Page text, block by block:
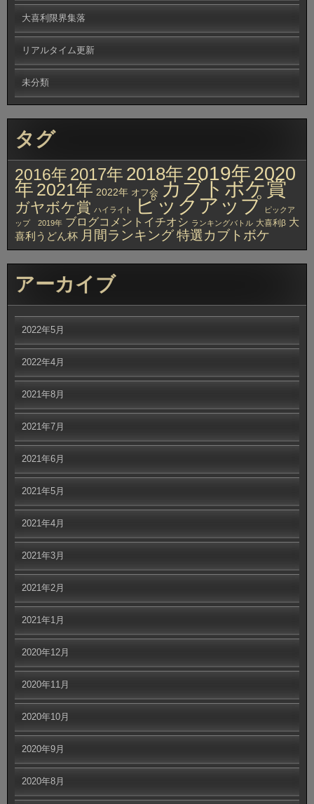
大喜利限界集落
リアルタイム更新
未分類
タグ
2016年 2017年 2018年 2019年2020
年 2021年 2022年 オフ会 カブトボケ賞
ガヤボケ賞 ハイライト ピックアップ ピックア
ップ 2019年 ブログコメントイチオシ ランキングバトル 大喜利β 大
喜利うどん杯 月間ランキング特選カブトボケ
アーカイブ
2022年5月
2022年4月
2021年8月
2021年7月
2021年6月
2021年5月
2021年4月
2021年3月
2021年2月
2021年1月
2020年12月
2020年11月
2020年10月
2020年9月
2020年8月